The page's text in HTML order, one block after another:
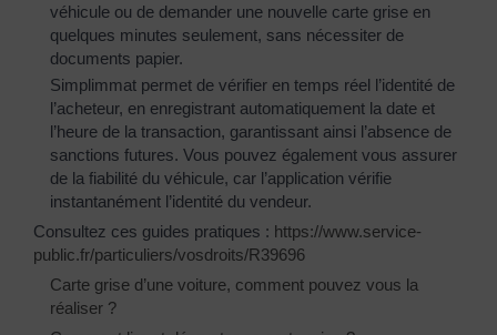
véhicule ou de demander une nouvelle carte grise en
quelques minutes seulement, sans nécessiter de
documents papier.
Simplimmat permet de vérifier en temps réel l’identité de
l’acheteur, en enregistrant automatiquement la date et
l’heure de la transaction, garantissant ainsi l’absence de
sanctions futures. Vous pouvez également vous assurer
de la fiabilité du véhicule, car l’application vérifie
instantanément l’identité du vendeur.
Consultez ces guides pratiques : https://www.service-
public.fr/particuliers/vosdroits/R39696
Carte grise d’une voiture, comment pouvez vous la
réaliser ?